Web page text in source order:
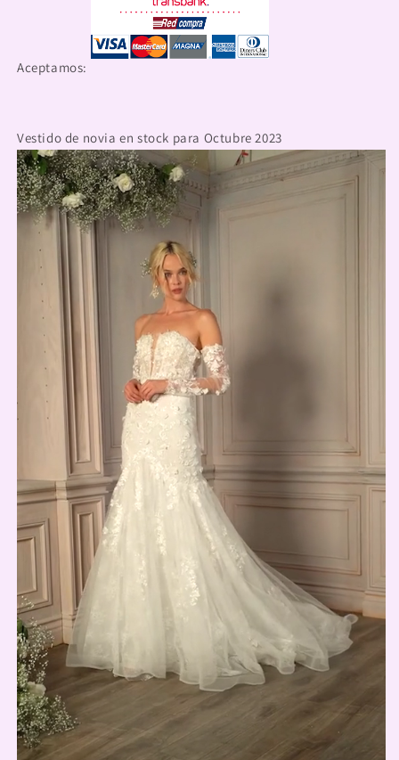
Aceptamos:
Vestido de novia en stock para Octubre 2023